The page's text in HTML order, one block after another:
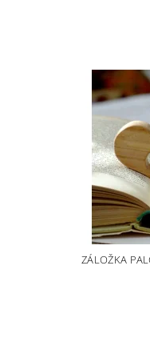
ZÁLOŽKA